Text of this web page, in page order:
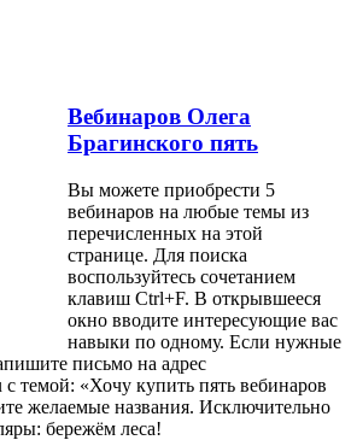
Вебинаров Олега
Брагинского пять
Вы можете приобрести 5
вебинаров на любые темы из
перечисленных на этой
странице. Для поиска
воспользуйтесь сочетанием
клавиш Ctrl+F. В открывшееся
окно вводите интересующие вас
навыки по одному. Если нужные
письмо на адрес
темой: «Хочу купить пять вебинаров
желаемые названия. Исключительно
бережём леса!